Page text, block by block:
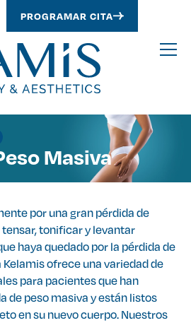
PROGRAMAR CITA
Masiva
por una gran pérdida de
tonificar y levantar
haya quedado por la pérdida de
ofrece una variedad de
para pacientes que han
de peso masiva y están listos
en su nuevo cuerpo. Nuestros